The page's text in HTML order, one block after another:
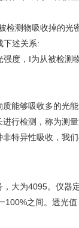
检测物吸收掉的光
下述关系:
度，Ι为从被检测
能够吸收多的光
行检测，称为测量
特异性吸收，我
大为4095。仪器
100%之间。透光值